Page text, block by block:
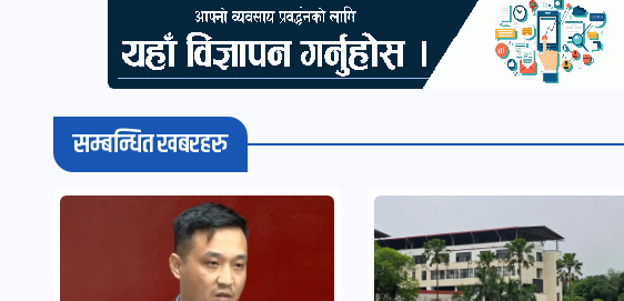
सम्बन्धित खबरहरु